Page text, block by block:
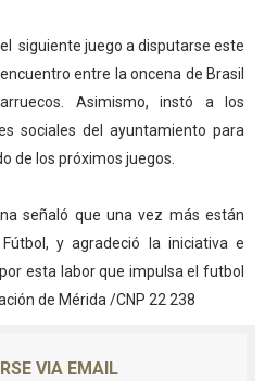
siguiente juego a disputarse este
entre la oncena de Brasil
Asimismo, instó a los
sociales del ayuntamiento para
de los próximos juegos.
señaló que una vez más están
y agradeció la iniciativa e
esta labor que impulsa el futbol
de Mérida /CNP 22 238
VIA EMAIL